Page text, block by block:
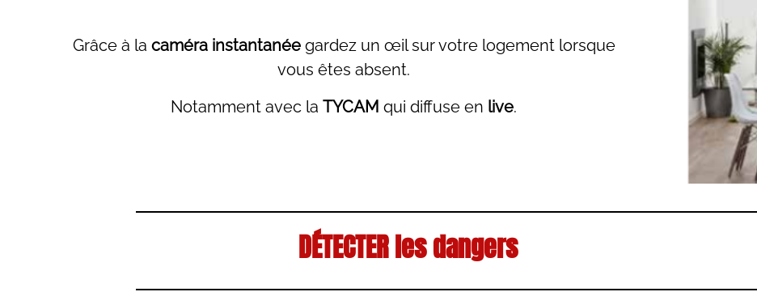
Grâce à la caméra instantanéegardez un œil sur votre logement lorsque
vous êtes absent.
Notamment avec laTYCAM qui diffuse en live.
DÉTECTER les dangers